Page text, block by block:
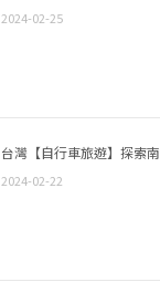
2024-02-25
台灣【自行車旅遊】探索
2024-02-22